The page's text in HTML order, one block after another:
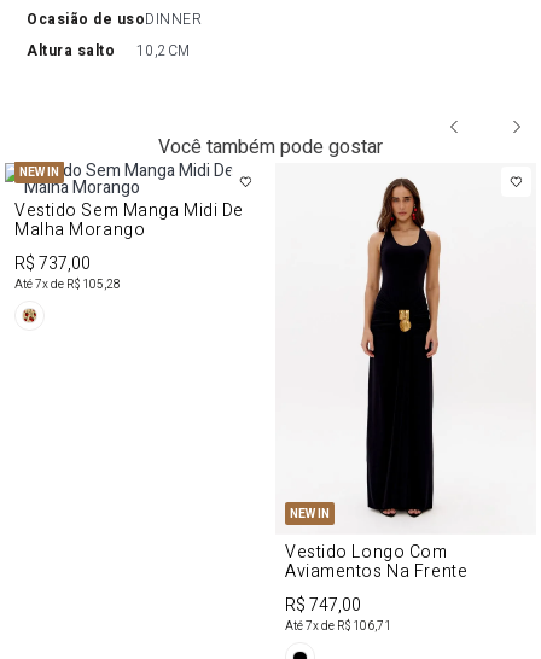
ocasião de usoDINNER
altura salto
10,2CM
Você também pode gostar
NEW IN
Vestido Sem Manga Midi De
Malha Morango
R$ 737,00
Até7x de R$ 105,28
NEW IN
Vestido Longo Com
Aviamentos Na Frente
R$ 747,00
Até7x de R$ 106,71